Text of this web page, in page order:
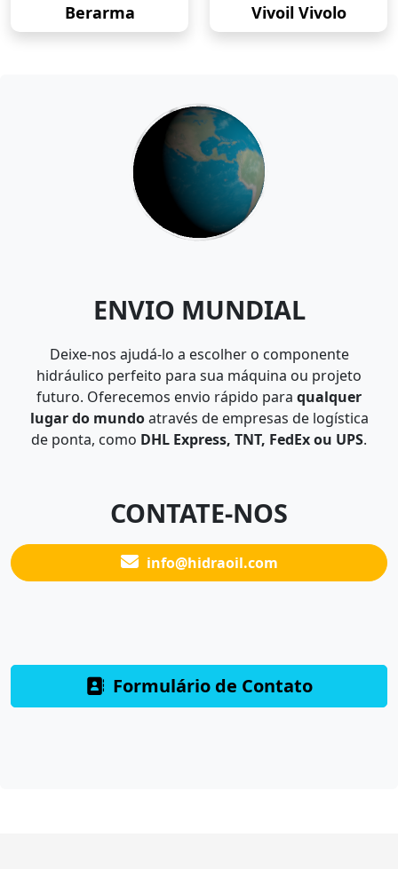
Berarma Vivoil Vivolo
ENVIO MUNDIAL
Deixe-nos ajudá-lo a escolher o componente
hidráulico perfeito para sua máquina ou projeto
futuro. Oferecemos envio rápido para qualquer
lugar do mundoatravés de empresas de logística
de ponta, como DHL Express, TNT, FedEx ou UPS.
CONTATE-NOS
info@hidraoil.com
Formulário de Contato